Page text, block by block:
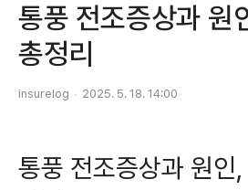
통풍 전조증상과 원
총정리
insurelog 2025. 5. 18. 14:00
통풍 전조증상과 원인